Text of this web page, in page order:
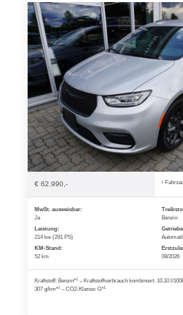
€ 62.990,-
MwSt. ausweisbar:
Ja
Benzin
Leistung:
214 kw (291 PS)
KM-Stand:
52 km
08/2026
Kraftstoff: Benzin*1 – Kraftstoffverbrauch kombiniert: 10,10 l/
307 g/km*1 – CO2-Klasse: G*1